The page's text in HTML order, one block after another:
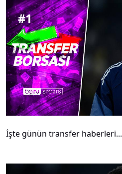
#1
İşte günün transfer haberleri...